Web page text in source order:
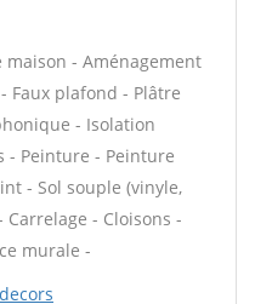
maison - Aménagement
Faux plafond - Plâtre
- Isolation
Peinture - Peinture
- Sol souple (vinyle,
Carrelage - Cloisons -
murale -